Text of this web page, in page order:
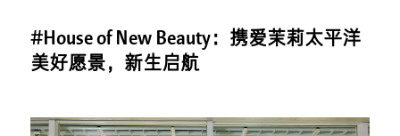
#House of New Beauty：携爱茉莉太平洋
美好愿景，新生启航